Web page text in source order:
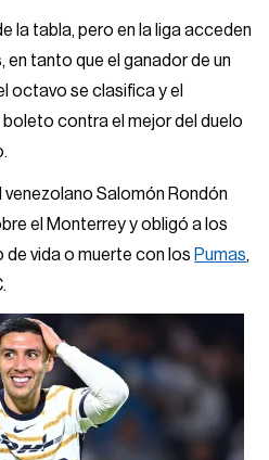
la tabla, pero en la liga acceden
tanto que el ganador de un
octavo se clasifica y el
contra el mejor del duelo
venezolano Salomón Rondón
el Monterrey y obligó a los
de vida o muerte con los Pumas,